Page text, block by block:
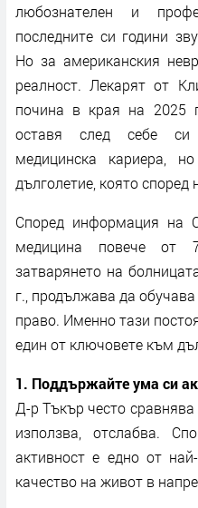
любознателен и
последните си години
Но за американския
реалност. Лекарят от
почина в края на 2025
оставя след себе
медицинска кариера,
дълголетие, която
Според информация на
медицина повече от
затварянето на
г., продължава да
право. Именно тази
един от ключовете към
1. Поддържайте ума си
Д-р Тъкър често
използва, отслабва.
активност е едно от
качество на живот в